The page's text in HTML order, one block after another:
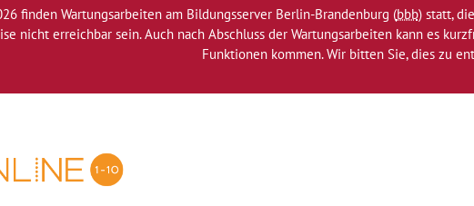
finden Wartungsarbeiten am Bildungsserver Berlin-Brandenburg (bbb) statt,
nicht erreichbar sein. Auch nach Abschluss der Wartungsarbeiten kann es
Funktionen kommen. Wir bitten Sie, dies zu